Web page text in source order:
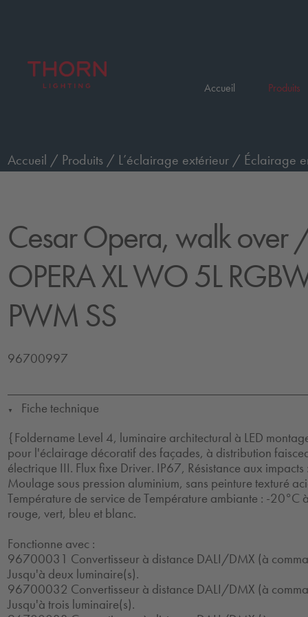
Accueil Produits
Accueil / Produits / L’éclairage extérieur / Éclairage
Cesar Opera, walk over/
OPERA XL WO 5L
PWM SS
96700997
▼
Fiche technique
{Foldername Level 4, luminaire architectural à LED
pour l'éclairage décoratif des façades, à distribution
électrique III. Flux fixe Driver. IP67, Résistance aux
Moulage sous pression aluminium, sans peinture texturé
Température de service de Température ambiante : -20°C
rouge, vert, bleu et blanc.
Fonctionne avec :
96700031 Convertisseur à distance DALI/DMX (à
Jusqu'à deux luminaire(s).
96700032 Convertisseur à distance DALI/DMX (à
Jusqu'à trois luminaire(s).